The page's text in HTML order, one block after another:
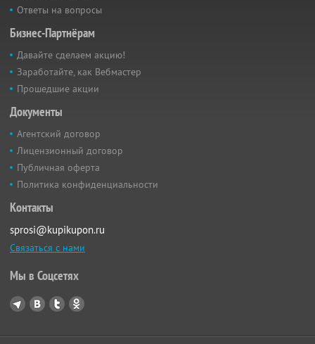
Ответы на вопросы
Бизнес-Партнёрам
Давайте сделаем акцию!
Заработайте, как Вебмастер
Прошедшие акции
Документы
Агентский договор
Лицензионный договор
Публичная оферта
Политика конфиденциальности
Контакты
sprosi@kupikupon.ru
Связаться с нами
Мы в Соцсетях